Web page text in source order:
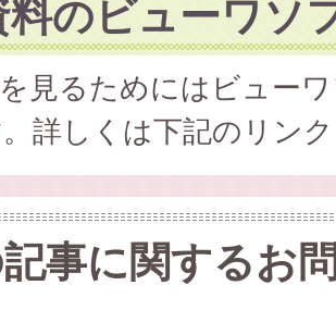
料のビューワソ
見るためにはビュー
詳しくは下記のリン
事に関するお